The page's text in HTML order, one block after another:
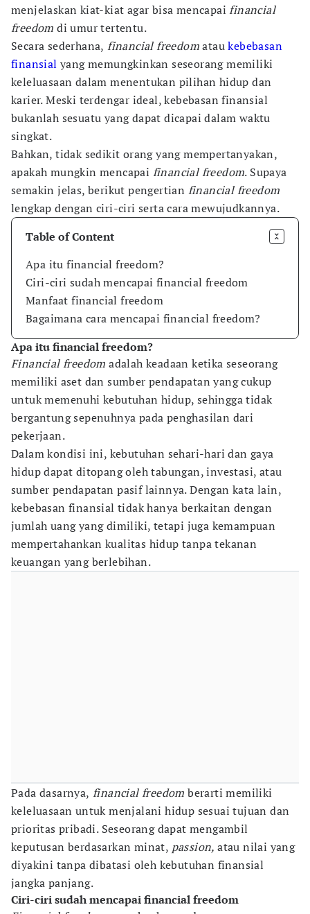
menjelaskan kiat-kiat agar bisa mencapai financial
freedom di umur tertentu.
Secara sederhana, financial freedomataukebebasan
finansial yang memungkinkan seseorang memiliki
keleluasaan dalam menentukan pilihan hidup dan
karier. Meski terdengar ideal, kebebasan finansial
bukanlah sesuatu yang dapat dicapai dalam waktu
singkat.
Bahkan, tidak sedikit orang yang mempertanyakan,
apakah mungkin mencapai financial freedom. Supaya
semakin jelas, berikut pengertian financial freedom
lengkap dengan ciri-ciri serta cara mewujudkannya.
Table of Content
Apa itu financial freedom?
Ciri-ciri sudah mencapai financial freedom
Manfaat financial freedom
Bagaimana cara mencapai financial freedom?
Apa itu financial freedom?
Financial freedom adalah keadaan ketika seseorang
memiliki aset dan sumber pendapatan yang cukup
untuk memenuhi kebutuhan hidup, sehingga tidak
bergantung sepenuhnya pada penghasilan dari
pekerjaan.
Dalam kondisi ini, kebutuhan sehari-hari dan gaya
hidup dapat ditopang oleh tabungan, investasi, atau
sumber pendapatan pasif lainnya. Dengan kata lain,
kebebasan finansial tidak hanya berkaitan dengan
jumlah uang yang dimiliki, tetapi juga kemampuan
mempertahankan kualitas hidup tanpa tekanan
keuangan yang berlebihan.
Pada dasarnya, financial freedom berarti memiliki
keleluasaan untuk menjalani hidup sesuai tujuan dan
prioritas pribadi. Seseorang dapat mengambil
keputusan berdasarkan minat, passion,atau nilai yang
diyakini tanpa dibatasi oleh kebutuhan finansial
jangka panjang.
Ciri-ciri sudah mencapai financial freedom